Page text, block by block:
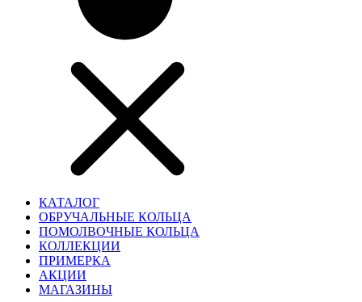
КАТАЛОГ
ОБРУЧАЛЬНЫЕ КОЛЬЦА
ПОМОЛВОЧНЫЕ КОЛЬЦА
КОЛЛЕКЦИИ
ПРИМЕРКА
АКЦИИ
МАГАЗИНЫ